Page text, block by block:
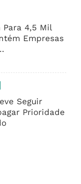
Para 4,5 Mil
Empresas
Seguir
Prioridade